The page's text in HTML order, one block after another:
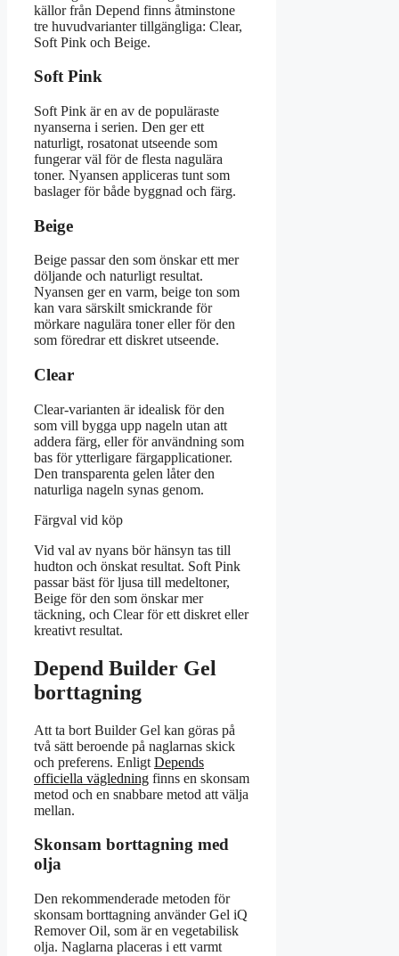
källor från Depend finns åtminstone
tre huvudvarianter tillgängliga: Clear,
Soft Pink och Beige.
Soft Pink
Soft Pink är en av de populäraste
nyanserna i serien. Den ger ett
naturligt, rosatonat utseende som
fungerar väl för de flesta nagulära
toner. Nyansen appliceras tunt som
baslager för både byggnad och färg.
Beige
Beige passar den som önskar ett mer
döljande och naturligt resultat.
Nyansen ger en varm, beige ton som
kan vara särskilt smickrande för
mörkare nagulära toner eller för den
som föredrar ett diskret utseende.
Clear
Clear-varianten är idealisk för den
som vill bygga upp nageln utan att
addera färg, eller för användning som
bas för ytterligare färgapplicationer.
Den transparenta gelen låter den
naturliga nageln synas genom.
Färgval vid köp
Vid val av nyans bör hänsyn tas till
hudton och önskat resultat. Soft Pink
passar bäst för ljusa till medeltoner,
Beige för den som önskar mer
täckning, och Clear för ett diskret eller
kreativt resultat.
Depend Builder Gel
borttagning
Att ta bort Builder Gel kan göras på
två sätt beroende på naglarnas skick
och preferens. Enligt Depends
officiella vägledning finns en skonsam
metod och en snabbare metod att välja
mellan.
Skonsam borttagning med
olja
Den rekommenderade metoden för
skonsam borttagning använder Gel iQ
Remover Oil, som är en vegetabilisk
olja. Naglarna placeras i ett varmt